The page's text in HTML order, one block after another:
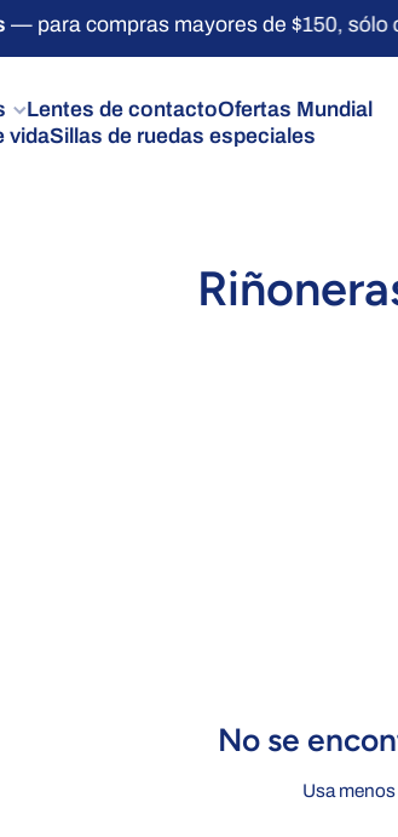
— para compras mayores de $150, sólo
Lentes de contactoOfertas Mundial
vidaSillas de ruedas especiales
No se
Usa